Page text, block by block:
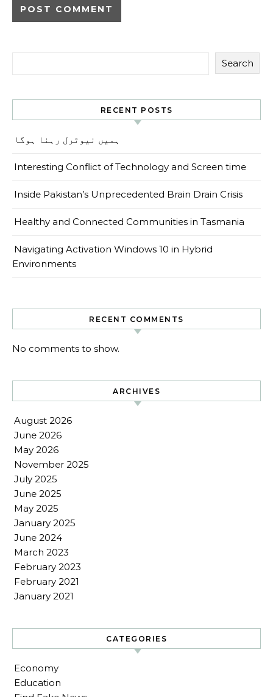
Search
RECENT POSTS
ہمیں نیوٹرل رہنا ہوگا
Interesting Conflict of Technology and Screen time
Inside Pakistan’s Unprecedented Brain Drain Crisis
Healthy and Connected Communities in Tasmania
Navigating Activation Windows 10 in Hybrid
Environments
RECENT COMMENTS
No comments to show.
ARCHIVES
August 2026
June 2026
May 2026
November 2025
July 2025
June 2025
May 2025
January 2025
June 2024
March 2023
February 2023
February 2021
January 2021
CATEGORIES
Economy
Education